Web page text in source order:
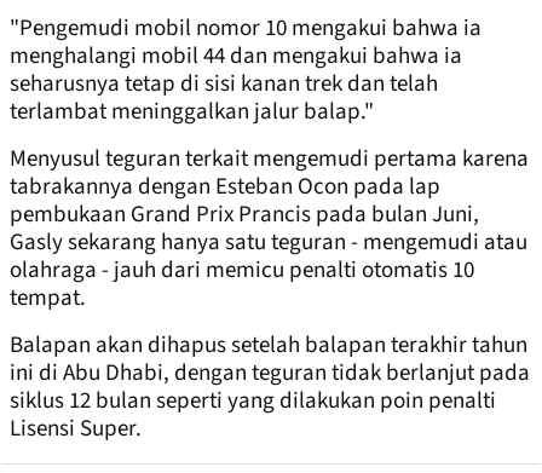
"Pengemudi mobil nomor 10 mengakui bahwa ia
menghalangi mobil 44 dan mengakui bahwa ia
seharusnya tetap di sisi kanan trek dan telah
terlambat meninggalkan jalur balap."
Menyusul teguran terkait mengemudi pertama karena
tabrakannya dengan Esteban Ocon pada lap
pembukaan Grand Prix Prancis pada bulan Juni,
Gasly sekarang hanya satu teguran - mengemudi atau
olahraga - jauh dari memicu penalti otomatis 10
tempat.
Balapan akan dihapus setelah balapan terakhir tahun
ini di Abu Dhabi, dengan teguran tidak berlanjut pada
siklus 12 bulan seperti yang dilakukan poin penalti
Lisensi Super.